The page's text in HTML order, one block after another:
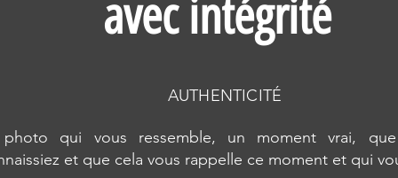
avec intégrité
AUTHENTICITÉ
qui vous ressemble, un moment vrai,
et que cela vous rappelle ce moment et qui